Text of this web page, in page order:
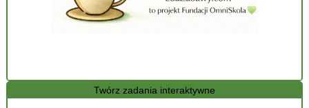
Twórz zadania interaktywne